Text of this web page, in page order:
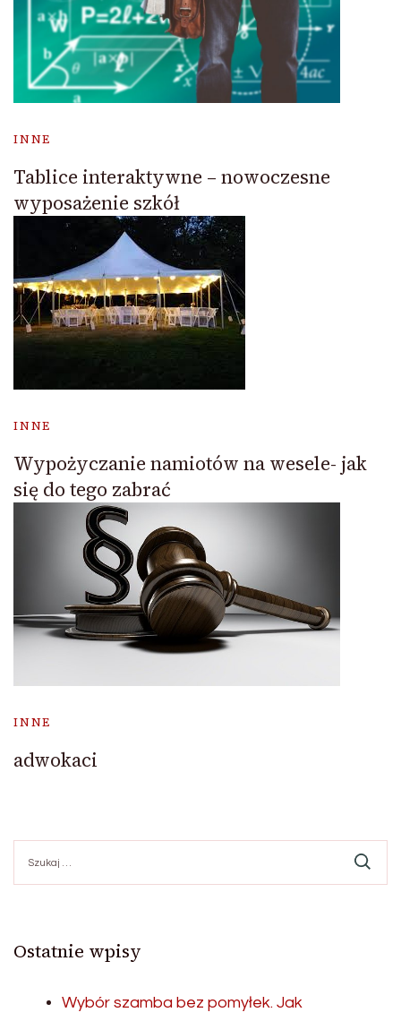
INNE
Tablice interaktywne – nowoczesne
wyposażenie szkół
INNE
Wypożyczanie namiotów na wesele- jak
się do tego zabrać
INNE
adwokaci
Ostatnie wpisy
Wybór szamba bez pomyłek. Jak